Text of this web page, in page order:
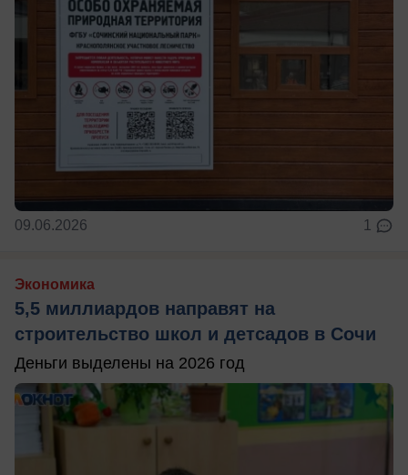
09.06.2026 1
Экономика
5,5 миллиардов направят на
строительство школ и детсадов в Сочи
Деньги выделены на 2026 год